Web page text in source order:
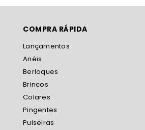
COMPRA RÁPIDA
Lançamentos
Anéis
Berloques
Brincos
Colares
Pingentes
Pulseiras